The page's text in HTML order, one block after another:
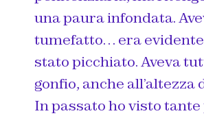
una paura infondata.
tumefatto… era
stato picchiato. Aveva
gonfio, anche all’altezza
In passato ho visto